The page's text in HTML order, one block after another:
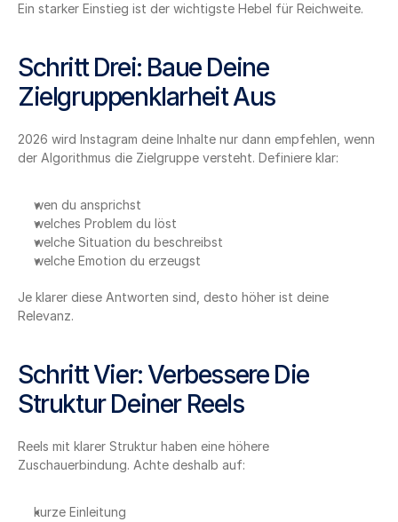
Ein starker Einstieg ist der wichtigste Hebel für Reichweite.
Schritt Drei: Baue Deine
Zielgruppenklarheit Aus
2026 wird Instagram deine Inhalte nur dann empfehlen, wenn
der Algorithmus die Zielgruppe versteht. Definiere klar:
wen du ansprichst
welches Problem du löst
welche Situation du beschreibst
welche Emotion du erzeugst
Je klarer diese Antworten sind, desto höher ist deine
Relevanz.
Schritt Vier: Verbessere Die
Struktur Deiner Reels
Reels mit klarer Struktur haben eine höhere
Zuschauerbindung. Achte deshalb auf:
kurze Einleitung